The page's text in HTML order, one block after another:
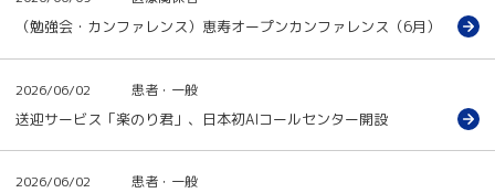
（勉強会・カンファレンス）恵寿オープンカンファレンス（6月）
2026/06/02 患者・一般
送迎サービス「楽のり君」、日本初AIコールセンター開設
2026/06/02 患者・一般